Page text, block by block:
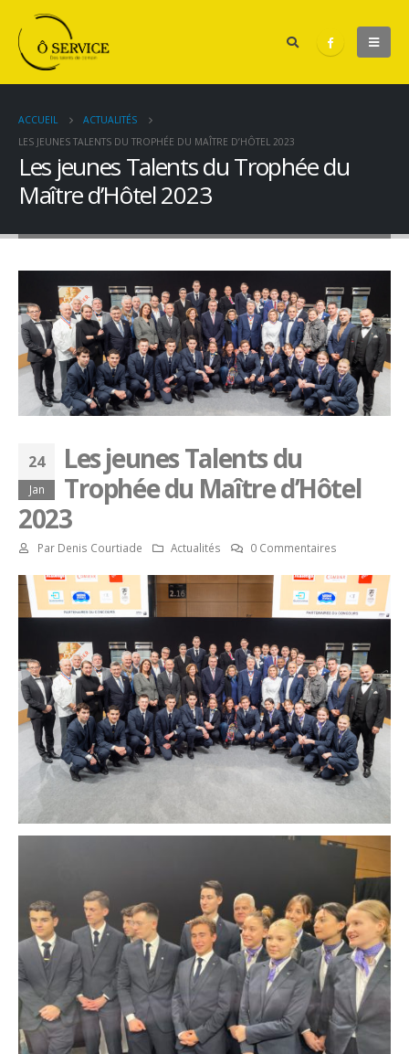
ACCUEIL
ACTUALITÉS
LES JEUNES TALENTS DU TROPHÉE DU MAÎTRE D’HÔTEL 2023
Les jeunes Talents du Trophée du
Maître d’Hôtel 2023
24
Jan
Les jeunes Talents du
Trophée du Maître d’Hôtel
2023
Par Denis Courtiade Actualités 0 Commentaires